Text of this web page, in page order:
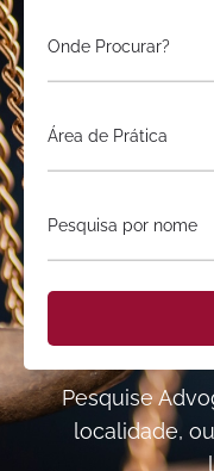
Onde Procurar?
Área de Prática
Pesquisa por nome
Pesquise
localidade,